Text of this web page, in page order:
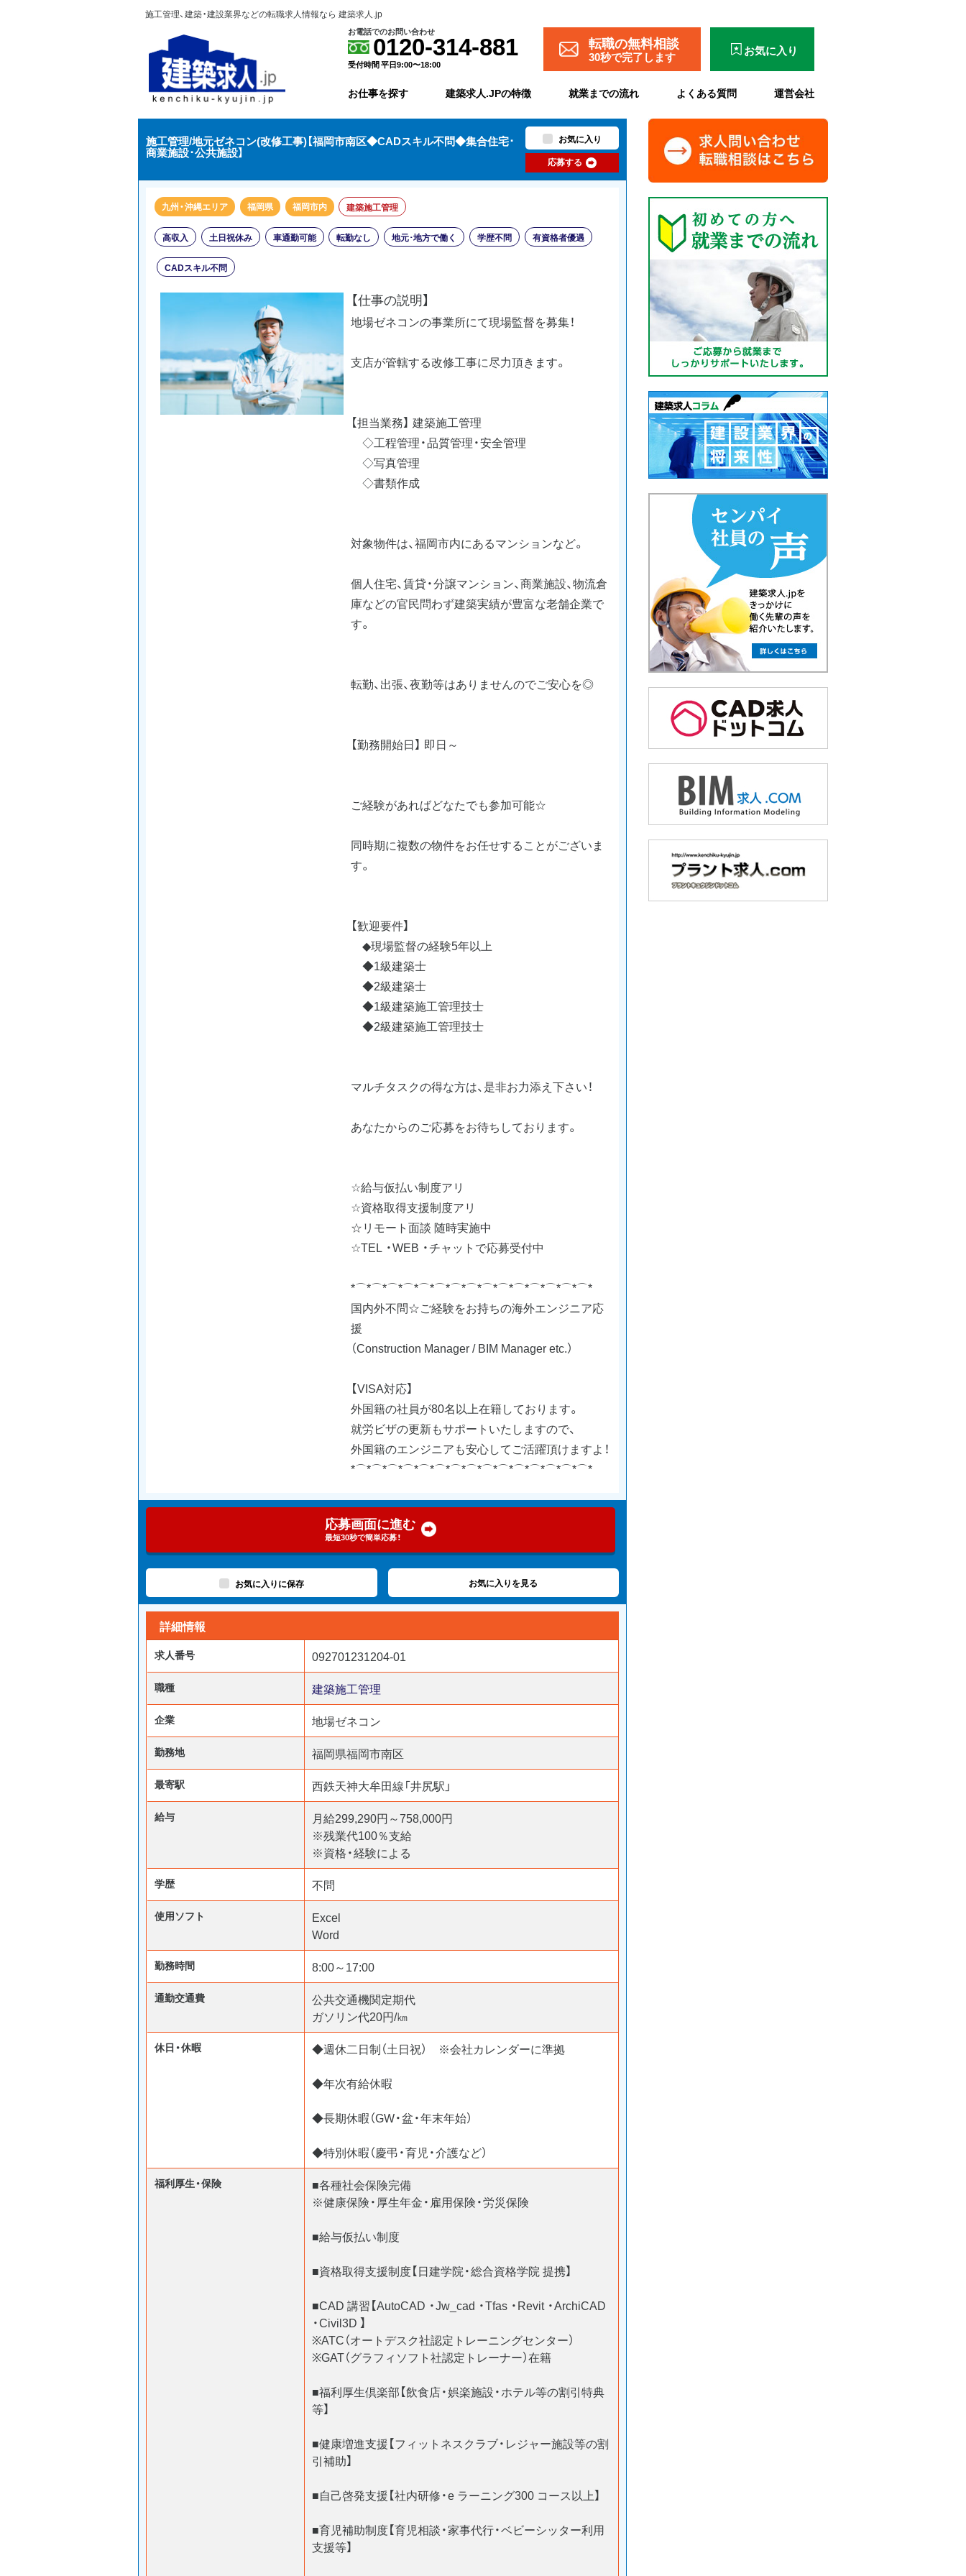
施工管理、建築・建設業界などの転職求人情報なら 建築求人.jp
お電話でのお問い合わせ
0120-314-881
受付時間 平日9:00〜18:00
転職の無料相談
30秒で完了します お気に入り
お仕事を探す 建築求人.JPの特徴 就業までの流れ よくある質問 運営会社
施工管理/地元ゼネコン(改修工事)【福岡市南区◆CADスキル不問◆集合住宅･
商業施設･公共施設】
お気に入り
応募する
九州・沖縄エリア 福岡県 福岡市内 建築施工管理
高収入 土日祝休み 車通勤可能 転勤なし 地元･地方で働く 学歴不問 有資格者優遇
CADスキル不問
【仕事の説明】
地場ゼネコンの事業所にて現場監督を募集！
支店が管轄する改修工事に尽力頂きます。
【担当業務】 建築施工管理
◇工程管理・品質管理・安全管理
◇写真管理
◇書類作成
対象物件は、福岡市内にあるマンションなど。
個人住宅、賃貸・分譲マンション、商業施設、物流倉
庫などの官民問わず建築実績が豊富な老舗企業で
す。
転勤、出張、夜勤等はありませんのでご安心を◎
【勤務開始日】 即日～
ご経験があればどなたでも参加可能☆
同時期に複数の物件をお任せすることがございま
す。
【歓迎要件】
◆現場監督の経験5年以上
◆1級建築士
◆2級建築士
◆1級建築施工管理技士
◆2級建築施工管理技士
マルチタスクの得な方は、是非お力添え下さい！
あなたからのご応募をお待ちしております。
☆給与仮払い制度アリ
☆資格取得支援制度アリ
☆リモート面談 随時実施中
☆TEL ・WEB ・チャットで応募受付中
*⌒*⌒*⌒*⌒*⌒*⌒*⌒*⌒*⌒*⌒*⌒*⌒*⌒*⌒*⌒*
国内外不問☆ご経験をお持ちの海外エンジニア応
援
（Construction Manager / BIM Manager etc.）
【VISA対応】
外国籍の社員が80名以上在籍しております。
就労ビザの更新もサポートいたしますので、
外国籍のエンジニアも安心してご活躍頂けますよ！
*⌒*⌒*⌒*⌒*⌒*⌒*⌒*⌒*⌒*⌒*⌒*⌒*⌒*⌒*⌒*
応募画面に進む
最短30秒で簡単応募！
お気に入りに保存 お気に入りを見る
詳細情報
求人番号 092701231204-01
職種 建築施工管理
企業 地場ゼネコン
勤務地 福岡県福岡市南区
最寄駅 西鉄天神大牟田線「井尻駅」
給与
月給299,290円～758,000円
※残業代100％支給
※資格・経験による
学歴 不問
使用ソフト
Excel
Word
勤務時間 8:00～17:00
通勤交通費
公共交通機関定期代
ガソリン代20円/㎞
休日・休暇
◆週休二日制（土日祝） ※会社カレンダーに準拠
◆年次有給休暇
◆長期休暇（GW・盆・年末年始）
◆特別休暇（慶弔・育児・介護など）
福利厚生・保険
■各種社会保険完備
※健康保険・厚生年金・雇用保険・労災保険
■給与仮払い制度
■資格取得支援制度【日建学院・総合資格学院 提携】
■CAD 講習【AutoCAD ・Jw_cad ・Tfas ・Revit ・ArchiCAD
・Civil3D 】
※ATC（オートデスク社認定トレーニングセンター）
※GAT（グラフィソフト社認定トレーナー）在籍
■福利厚生倶楽部【飲食店・娯楽施設・ホテル等の割引特典
等】
■健康増進支援【フィットネスクラブ・レジャー施設等の割
引補助】
■自己啓発支援【社内研修・e ラーニング300 コース以上】
■育児補助制度【育児相談・家事代行・ベビーシッター利用
支援等】